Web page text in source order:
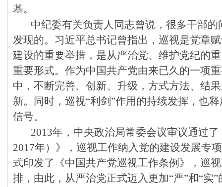
基。
中纪委有关负责人同志曾说，很多干部
发现的。习近平总书记曾指出，巡视是党章
建设的重要举措，是从严治党、维护党纪的
重要形式。作为中国共产党由来已久的一项
中，不断完善、创新、升级，方式方法、结
新。同时，巡视“利剑”作用的持续发挥，也
信号。
2013年，中央政治局常委会议审议通过
2017年）》，巡视工作纳入党的建设发展专
式印发了《中国共产党巡视工作条例》，巡
排，由此，从严治党正式迈入更加“严”和“实